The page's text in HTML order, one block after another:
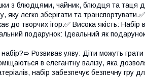
з блюдцями, чайник, блюдця та таця
яку легко зберігати та
до творчих ігор.✅ Висока якість:
подарунок: Ідеальний як
Розвиває уяву: Діти можуть
в елегантну валізу, яка
набір забезпечує безпечну гру